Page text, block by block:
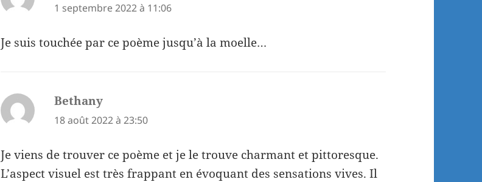
1 septembre 2022 à 11:06
Je suis touchée par ce poème jusqu’à la moelle…
Bethany
18 août 2022 à 23:50
Je viens de trouver ce poème et je le trouve charmant et pittoresque.
L’aspect visuel est très frappant en évoquant des sensations vives. Il